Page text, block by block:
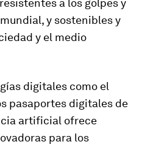
a los golpes y
y sostenibles y
y el medio
digitales como el
pasaportes digitales de
artificial ofrece
para los